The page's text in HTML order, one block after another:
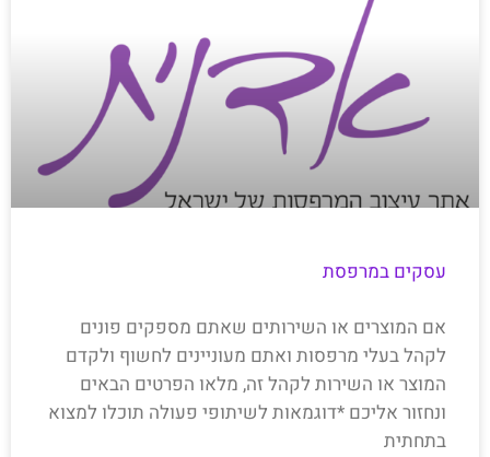
עסקים במרפסת
אם המוצרים או השירותים שאתם מספקים פונים
לקהל בעלי מרפסות ואתם מעוניינים לחשוף ולקדם
המוצר או השירות לקהל זה, מלאו הפרטים הבאים
ונחזור אליכם *דוגמאות לשיתופי פעולה תוכלו למצוא
בתחתית